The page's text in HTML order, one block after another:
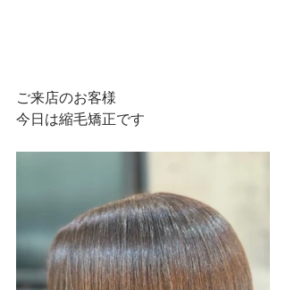
ご来店のお客様
今日は縮毛矯正です